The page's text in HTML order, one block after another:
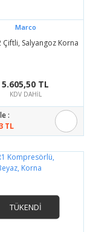
Marco
Çiftli, Salyangoz Korna
5.605,50 TL
KDV DAHİL
:
TL
TÜKENDİ